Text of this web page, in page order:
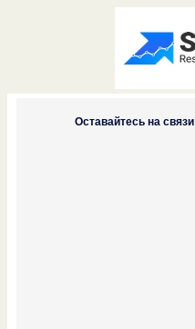
Оставайтесь на связи